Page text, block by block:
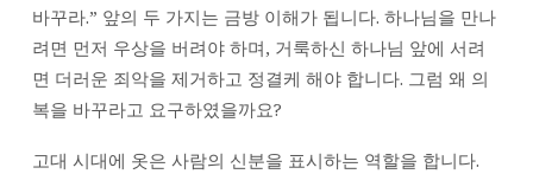
바꾸라.” 앞의 두 가지는 금방 이해가 됩니다. 하나님을 만나
려면 먼저 우상을 버려야 하며, 거룩하신 하나님 앞에 서려
면 더러운 죄악을 제거하고 정결케 해야 합니다. 그럼 왜 의
복을 바꾸라고 요구하였을까요?
고대 시대에 옷은 사람의 신분을 표시하는 역할을 합니다.